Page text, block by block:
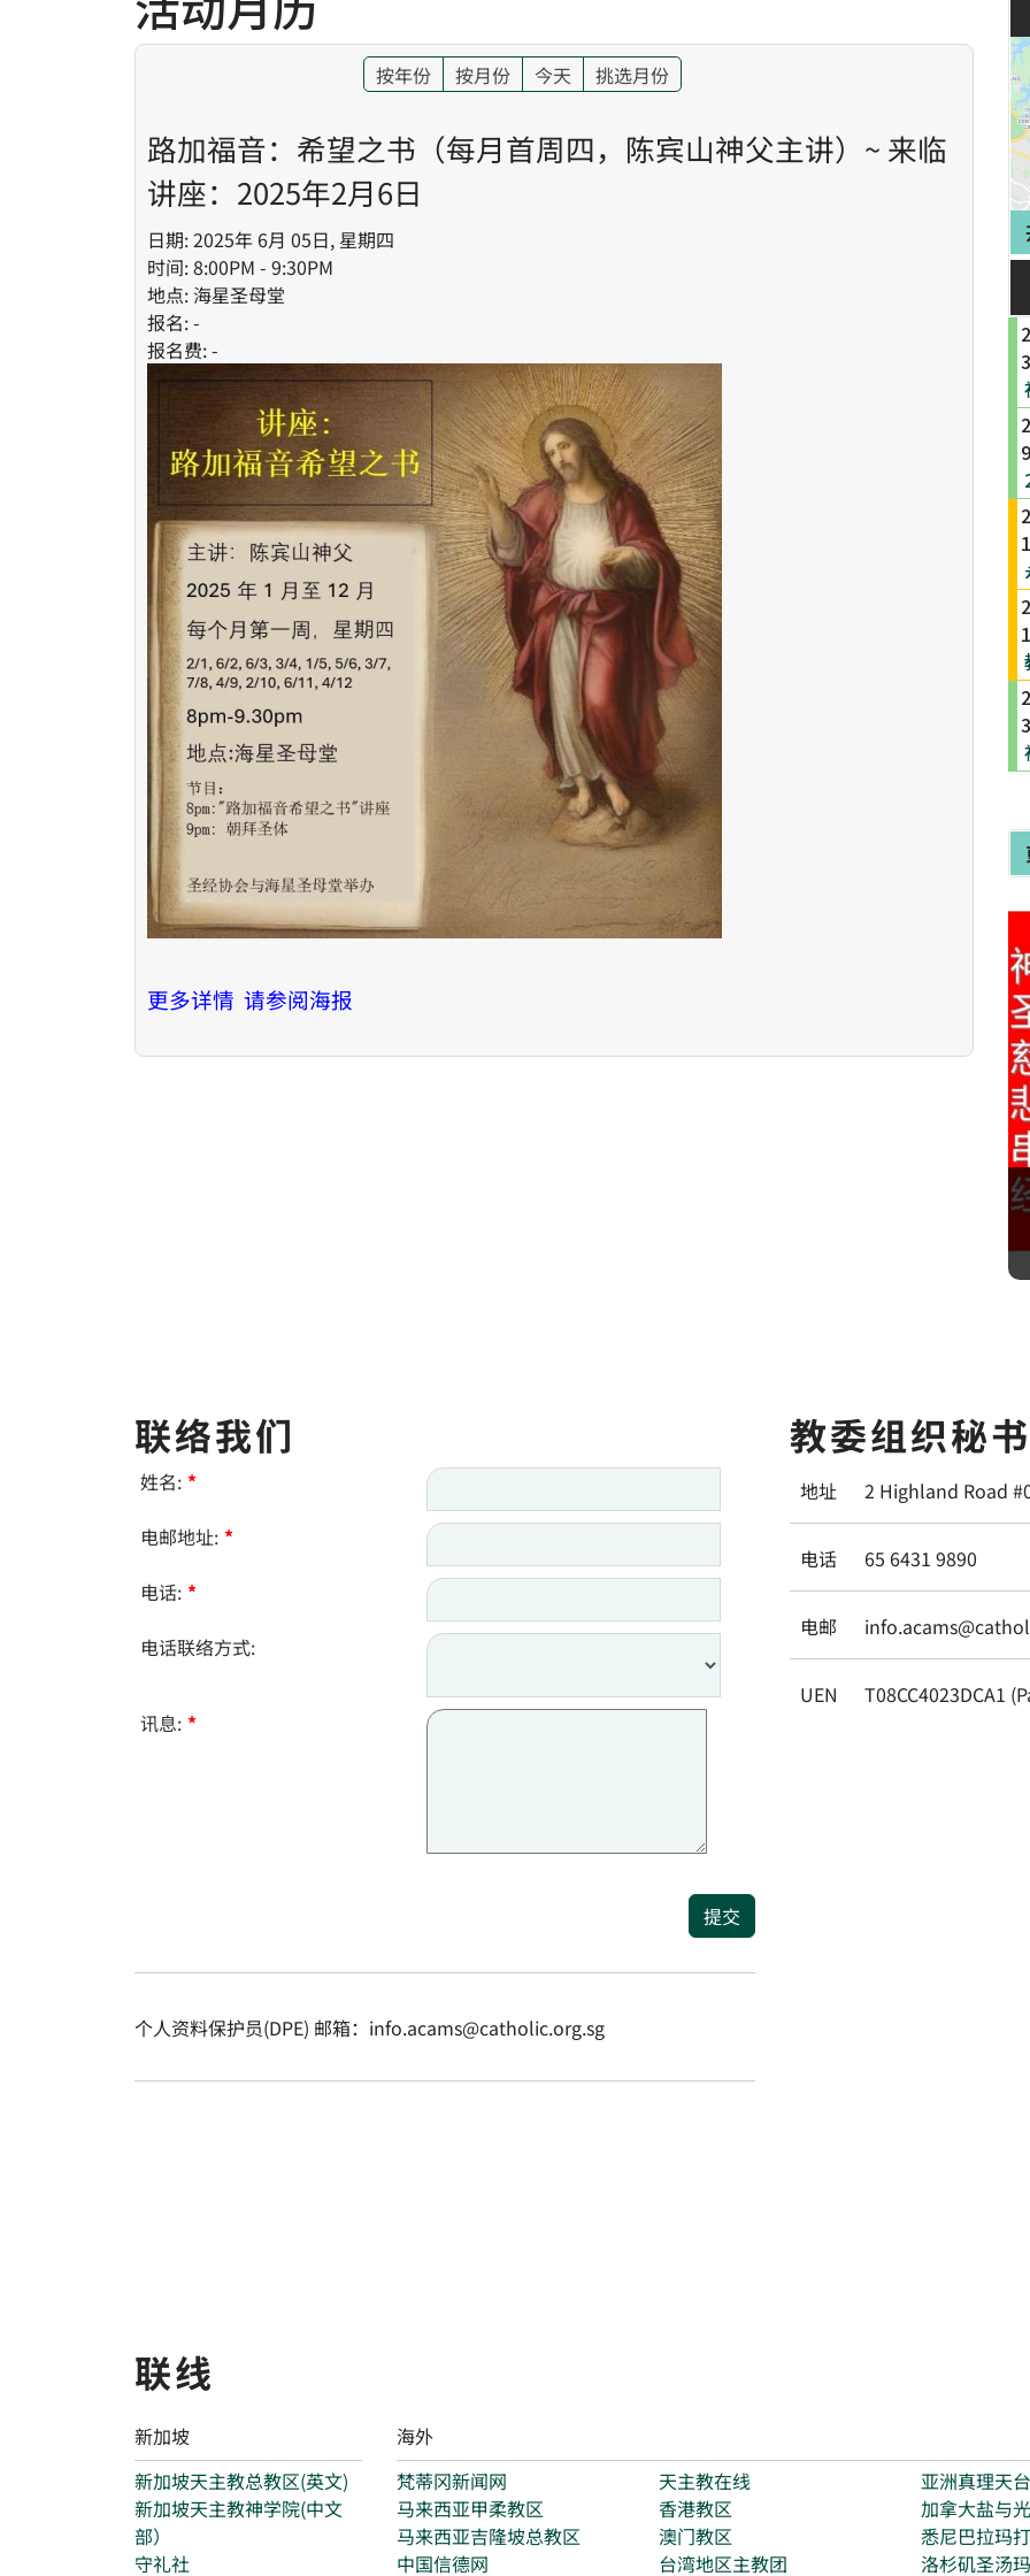
按年份 按月份 今天 挑选月份
路加福音：希望之书（每月首周四，陈宾山神父主讲）~ 来临
讲座：2025年2月6日
日期: 2025年 6月 05日, 星期四
时间: 8:00PM - 9:30PM
地点: 海星圣母堂
报名: -
报名费: -
更多详情 请参阅海报
神圣慈悲敬礼 （每逢
联络我们
姓名: *
电邮地址: *
电话: *
电话联络方式:
讯息: *
提交
个人资料保护员(DPE) 邮箱：info.acams@catholic.org.sg
教委组织秘
地址 2 Highland Road
电话 65 6431 9890
电邮
UEN T08CC4023DCA1
联线
新加坡
新加坡天主教总教区(英文)
新加坡天主教神学院(中文
部）
守礼社
海外
梵蒂冈新闻网
马来西亚甲柔教区
马来西亚吉隆坡总教区
中国信德网
天主教在线
香港教区
澳门教区
台湾地区主教团
亚洲真理天台
加拿大盐与光
悉尼巴拉玛
洛杉矶圣汤